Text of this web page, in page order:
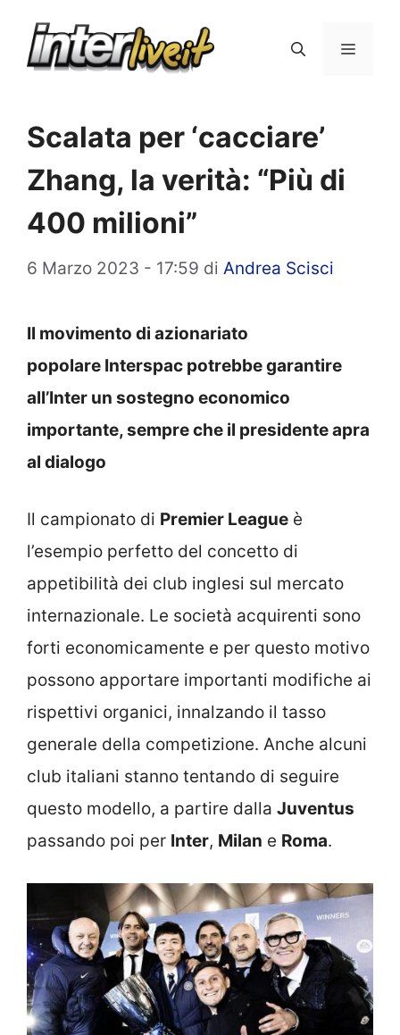
Menu
Scalata per ‘cacciare’
Zhang, la verità: “Più di
400 milioni”
6 Marzo 2023 - 17:59 di Andrea Scisci
Il movimento di azionariato
popolare Interspac potrebbe garantire
all’Inter un sostegno economico
importante, sempre che il presidente apra
al dialogo
Il campionato di Premier League è
l’esempio perfetto del concetto di
appetibilità dei club inglesi sul mercato
internazionale. Le società acquirenti sono
forti economicamente e per questo motivo
possono apportare importanti modifiche ai
rispettivi organici, innalzando il tasso
generale della competizione. Anche alcuni
club italiani stanno tentando di seguire
questo modello, a partire dalla Juventus
passando poi per Inter, Milan e Roma.